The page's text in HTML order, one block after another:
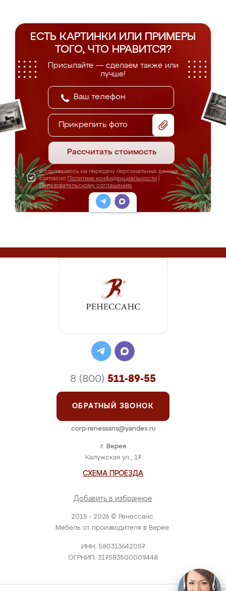
ЕСТЬ КАРТИНКИ ИЛИ ПРИМЕРЫ
ТОГО, ЧТО НРАВИТСЯ?
Присылайте — сделаем также или
лучше!
Прикрепить фото
Рассчитать стоимость
Я соглашаюсь на передачу персональных данных
согласно Политике конфиденциальности
Пользовательскому соглашению
2015 - 2026 © Ренессанс.
Мебель от производителя в Верее.
ИНН: 580313642057
ОГРНИП: 317583500009448
г. Верея
Калужская ул., 17
СХЕМА ПРОЕЗДА
Добавить в избранное
8 (800) 511-89-55
ОБРАТНЫЙ ЗВОНОК
corp-renessans@yandex.ru